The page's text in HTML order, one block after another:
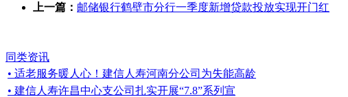
上一篇： 邮储银行鹤壁市分行一季度新增贷款投放实现开门红
同类资讯
• 适老服务暖人心！建信人寿河南分公司为失能高龄
• 建信人寿许昌中心支公司扎实开展“7.8”系列宣